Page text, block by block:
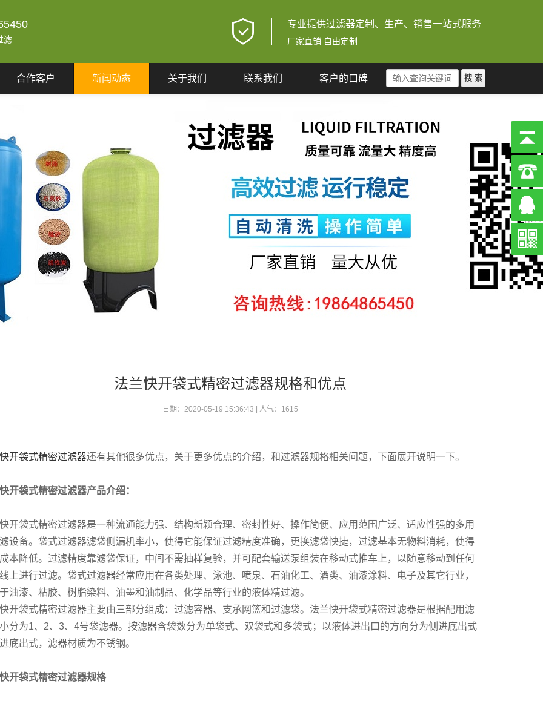
滤
专业提供过滤器定制、生产、销售一站式服务
厂家直销 自由定制
合作客户 新闻动态 关于我们 联系我们 客户的口碑
法兰快开袋式精密过滤器规格和优点
日期：2020-05-19 15:36:43 | 人气： 1615
开袋式精密过滤器还有其他很多优点，关于更多优点的介绍，和过滤器规格相关问题，下面展开说明一下。
开袋式精密过滤器产品介绍：
开袋式精密过滤器是一种流通能力强、结构新颖合理、密封性好、操作简便、应用范围广泛、适应性强的多用
设备。袋式过滤器滤袋侧漏机率小，使得它能保证过滤精度准确，更换滤袋快捷，过滤基本无物料消耗，使得
本降低。过滤精度靠滤袋保证，中间不需抽样复验，并可配套输送泵组装在移动式推车上，以随意移动到任何
上进行过滤。袋式过滤器经常应用在各类处理、泳池、喷泉、石油化工、酒类、油漆涂料、电子及其它行业，
油漆、粘胶、树脂染料、油墨和油制品、化学品等行业的液体精过滤。
开袋式精密过滤器主要由三部分组成：过滤容器、支承网篮和过滤袋。法兰快开袋式精密过滤器是根据配用滤
分为1、2、3、4号袋滤器。按滤器含袋数分为单袋式、双袋式和多袋式；以液体进出口的方向分为侧进底出式
底出式，滤器材质为不锈钢。
开袋式精密过滤器规格